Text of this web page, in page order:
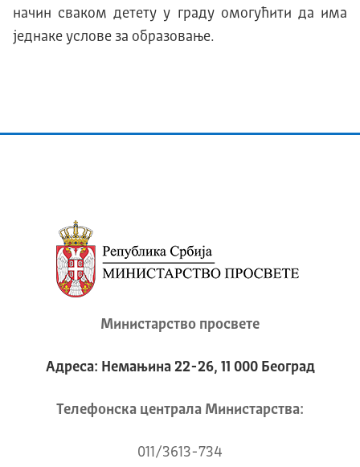
начин сваком детету у граду омогућити да има
jеднаке услове за образовање.
Министарство просвете
Адреса: Немањина 22-26, 11 000 Београд
Телeфонска централа Mинистарства:
011/3613-734